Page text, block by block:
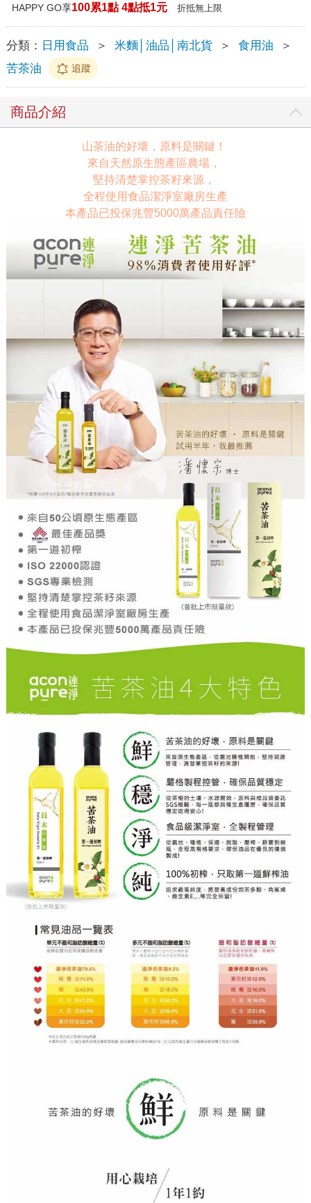
HAPPY GO享100累1點 4點抵1元 折抵無上限
分類： 日用食品 ＞ 米麵│油品│南北貨 ＞ 食用油
＞
苦茶油
追蹤
商品介紹
山茶油的好壞，原料是關鍵！
來自天然原生態產區農場，
堅持清楚掌控茶籽來源，
全程使用食品潔淨室廠房生產
本產品已投保兆豐5000萬產品責任險